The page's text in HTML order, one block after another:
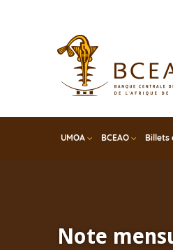
UMOA BCEAO Billets
Note